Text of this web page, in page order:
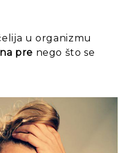
u organizmu
pre nego što se